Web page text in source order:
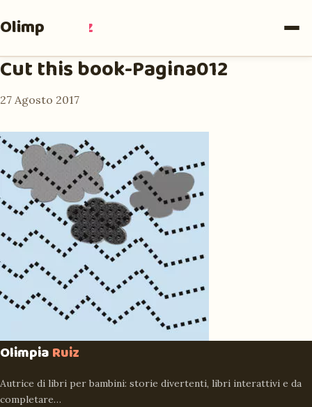
Olimpia Ruiz
Cut this book-Pagina012
27 Agosto 2017
OlimpiaRuiz
Autrice di libri per bambini: storie divertenti, libri interattivi e da
completare…